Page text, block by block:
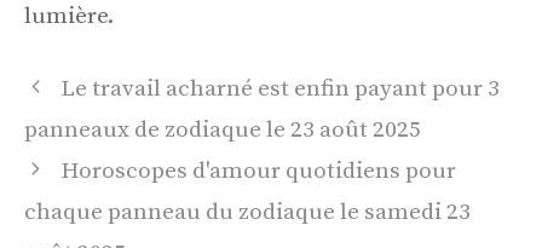
lumière.
Navigation
Le travail acharné est enfin payant pour 3
panneaux de zodiaque le 23 août 2025
Horoscopes d'amour quotidiens pour
chaque panneau du zodiaque le samedi 23